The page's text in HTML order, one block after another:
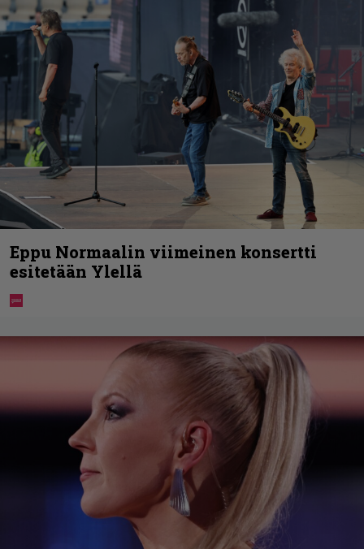
Eppu Normaalin viimeinen konsertti
esitetään Ylellä